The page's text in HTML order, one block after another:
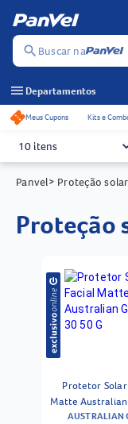
search Buscar na
menu Departamentos
Meus Cupons Kits e
10 itens
Panvel> Proteção solar
proteção
Protetor Solar
Matte Australian
30 50 G
AUSTRALIAN